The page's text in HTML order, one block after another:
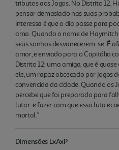
tributos aos Jogos. No Distrito 12,
pensar demasiado nas suas
interessa é que o dia passe para
ama. Quando o nome de
seus sonhos desvanecerem-se. É
amor, e enviado para o Capitólio
Distrito 12: uma amiga, que é
ele, um rapaz obcecado por jogos
convencida da cidade. Quando os
percebe que foi preparado para
lutar. e fazer com que essa luta
mortal."
Dimensões LxAxP